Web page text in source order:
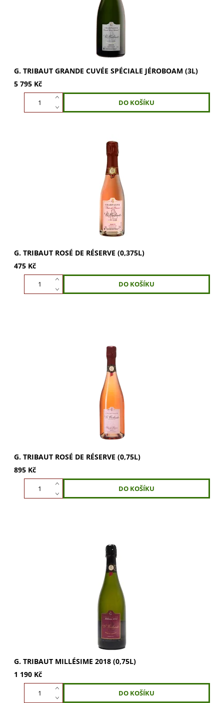
G. TRIBAUT GRANDE CUVÉE SPÉCIALE JÉROBOAM (3L)
5 795 Kč
G. Tribaut Rosé de Réserve 0,375l: Svěží, elegantní a
ovocná chuť s tóny citrusů a lesního ovoce. Zralé jahody,
černý rybíz, hrušky a máslové...
G. TRIBAUT ROSÉ DE RÉSERVE (0,375L)
475 Kč
G. Tribaut Rosé de Réserve: osvěžující víno s tóny citrusů
a lesního ovoce. Vychutnejte si elegantní ovocnou chuť s
náznakem jahod, rybízu a...
G. TRIBAUT ROSÉ DE RÉSERVE (0,75L)
895 Kč
G. Tribaut Millésime 2018, 75 % Chardonnay a 25 % Pinot
Noir. Vůně briošky, citrónu a pečených jablek. Elegantní,
vyzrálá a svěží chuť s tóny...
G. TRIBAUT MILLÉSIME 2018 (0,75L)
1 190 Kč